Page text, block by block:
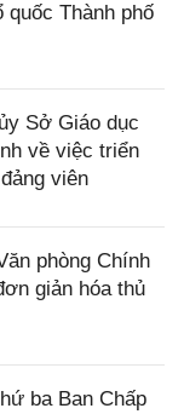
Thành phố
Sở Giáo dục
về việc triển
viên
phòng Chính
giản hóa thủ
ba Ban Chấp